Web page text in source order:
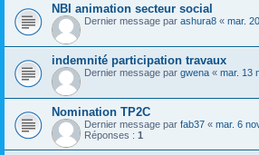
NBI animation secteur social
Dernier message par ashura8 « mar.
indemnité participation travaux
Dernier message par gwena « mar. 13
Nomination TP2C
Dernier message par fab37 « mar. 6
Réponses : 1